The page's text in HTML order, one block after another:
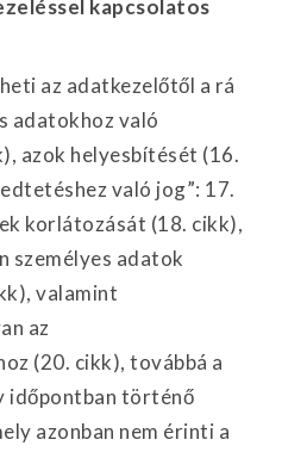
kapcsolatos
az adatkezelőtől a rá
adatokhoz való
azok helyesbítését (16.
való jog”: 17.
korlátozását (18. cikk),
személyes adatok
valamint
az
(20. cikk), továbbá a
időpontban történő
azonban nem érinti a